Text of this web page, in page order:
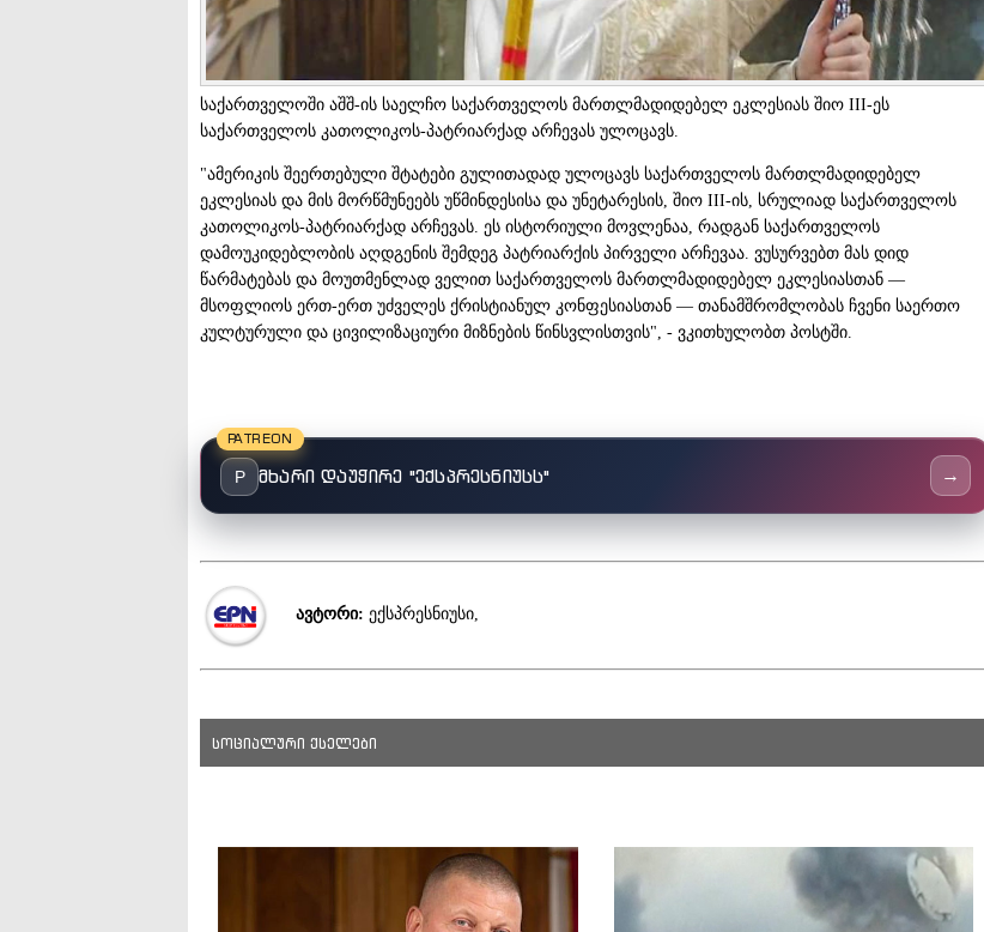
საქართველოში აშშ-ის საელჩო საქართველოს მართლმადიდებელ ეკლესიას შიო III-ეს
საქართველოს კათოლიკოს-პატრიარქად არჩევას ულოცავს.
"ამერიკის შეერთებული შტატები გულითადად ულოცავს საქართველოს მართლმადიდებელ
ეკლესიას და მის მორწმუნეებს უწმინდესისა და უნეტარესის, შიო III-ის, სრულიად საქართველოს
კათოლიკოს-პატრიარქად არჩევას. ეს ისტორიული მოვლენაა, რადგან საქართველოს
დამოუკიდებლობის აღდგენის შემდეგ პატრიარქის პირველი არჩევაა. ვუსურვებთ მას დიდ
წარმატებას და მოუთმენლად ველით საქართველოს მართლმადიდებელ ეკლესიასთან —
მსოფლიოს ერთ-ერთ უძველეს ქრისტიანულ კონფესიასთან — თანამშრომლობას ჩვენი საერთო
კულტურული და ცივილიზაციური მიზნების წინსვლისთვის", - ვკითხულობთ პოსტში.
PATREON
P მხარი დაუჭირე "ექსპრესნიუსს" →
ავტორი: ექსპრესნიუსი,
სოციალური ქსელები